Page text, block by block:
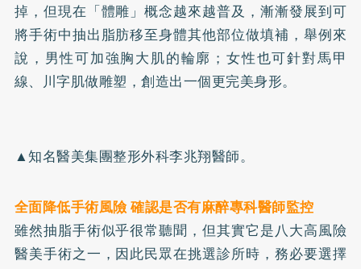
掉，但現在「體雕」概念越來越普及，漸漸發展到可
將手術中抽出脂肪移至身體其他部位做填補，舉例來
說，男性可加強胸大肌的輪廓；女性也可針對馬甲
線、川字肌做雕塑，創造出一個更完美身形。
▲知名醫美集團整形外科李兆翔醫師。
全面降低手術風險 確認是否有麻醉專科醫師監控
雖然抽脂手術似乎很常聽聞，但其實它是八大高風險
醫美手術之一，因此民眾在挑選診所時，務必要選擇